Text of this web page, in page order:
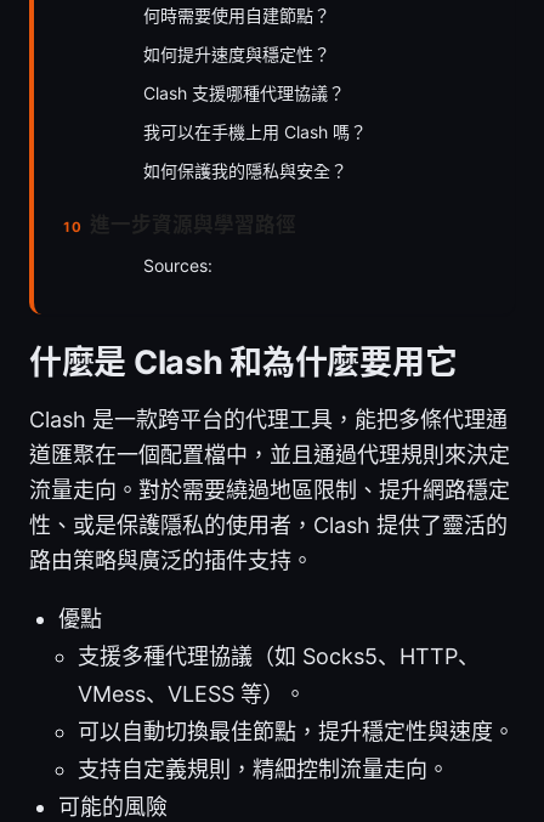
何時需要使用自建節點？
如何提升速度與穩定性？
Clash 支援哪種代理協議？
我可以在手機上用 Clash 嗎？
如何保護我的隱私與安全？
Sources:
什麼是 Clash 和為什麼要用它
Clash 是一款跨平台的代理工具，能把多條代理通
道匯聚在一個配置檔中，並且通過代理規則來決定
流量走向。對於需要繞過地區限制、提升網路穩定
性、或是保護隱私的使用者，Clash 提供了靈活的
路由策略與廣泛的插件支持。
優點
支援多種代理協議（如 Socks5、HTTP、
VMess、VLESS 等）。
可以自動切換最佳節點，提升穩定性與速度。
支持自定義規則，精細控制流量走向。
可能的風險